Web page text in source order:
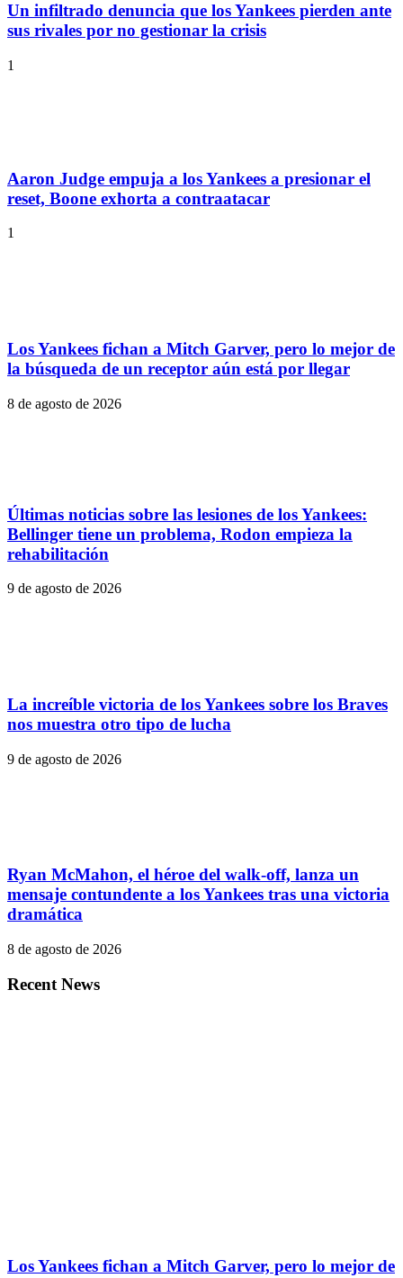
Un infiltrado denuncia que los Yankees pierden ante
sus rivales por no gestionar la crisis
1
Aaron Judge empuja a los Yankees a presionar el
reset, Boone exhorta a contraatacar
1
Los Yankees fichan a Mitch Garver, pero lo mejor de
la búsqueda de un receptor aún está por llegar
8 de agosto de 2026
Últimas noticias sobre las lesiones de los Yankees:
Bellinger tiene un problema, Rodon empieza la
rehabilitación
9 de agosto de 2026
La increíble victoria de los Yankees sobre los Braves
nos muestra otro tipo de lucha
9 de agosto de 2026
Ryan McMahon, el héroe del walk-off, lanza un
mensaje contundente a los Yankees tras una victoria
dramática
8 de agosto de 2026
Recent News
Los Yankees fichan a Mitch Garver, pero lo mejor de